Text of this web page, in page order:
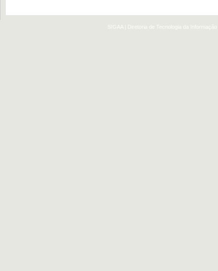
SIGAA | Diretoria de Tecnologia da